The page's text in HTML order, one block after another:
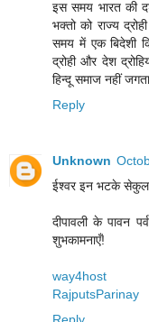
इस समय भारत की
भक्तो को राज्य
समय में एक बिदेशी
द्रोही और देश
हिन्दू समाज नहीं
Reply
Unknown
ईश्वर इन भटके
दीपावली के पावन
शुभकामनाएँ!
way4host
RajputsParinay